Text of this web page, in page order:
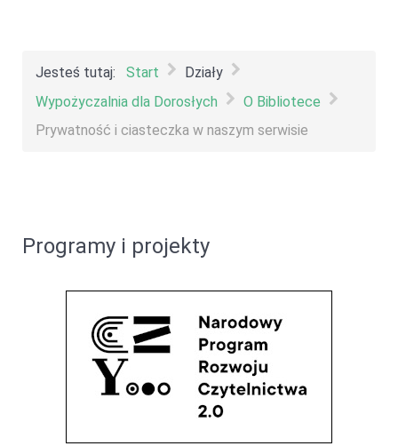
Jesteś tutaj: Start
Działy
Wypożyczalnia dla Dorosłych
O Bibliotece
Prywatność i ciasteczka w naszym serwisie
Programy i projekty